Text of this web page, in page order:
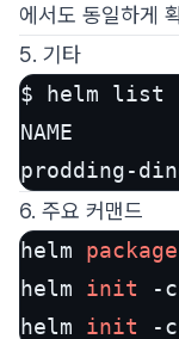
에서도 동일하게
5. 기타
$ helm list
NAME
prodding-
6. 주요 커맨드
helm package
helm init -c
helm init -